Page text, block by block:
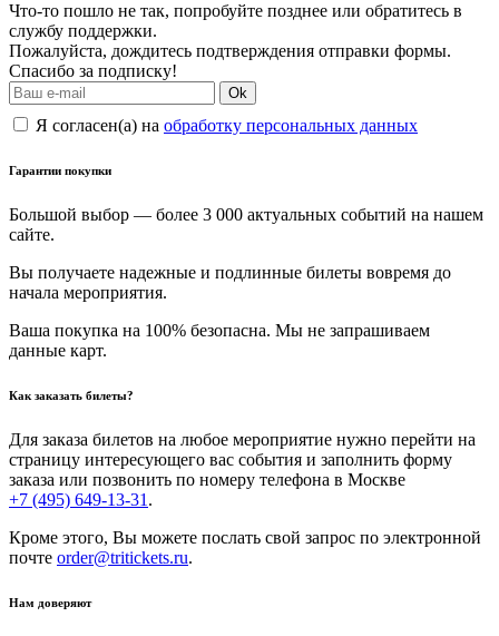
Что-то пошло не так, попробуйте позднее или обратитесь в
службу поддержки.
Пожалуйста, дождитесь подтверждения отправки формы.
Спасибо за подписку!
Ok
Я согласен(а) на обработку персональных данных
Гарантии покупки
Большой выбор — более 3 000 актуальных событий на нашем
сайте.
Вы получаете надежные и подлинные билеты вовремя до
начала мероприятия.
Ваша покупка на 100% безопасна. Мы не запрашиваем
данные карт.
Как заказать билеты?
Для заказа билетов на любое мероприятие нужно перейти на
страницу интересующего вас события и заполнить форму
заказа или позвонить по номеру телефона в Москве
+7 (495) 649-13-31 .
Кроме этого, Вы можете послать свой запрос по электронной
почте order@tritickets.ru.
Нам доверяют